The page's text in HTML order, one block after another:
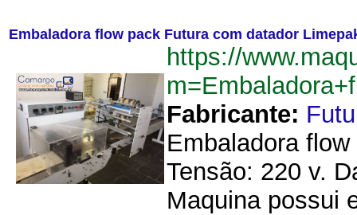
Embaladora flow pack Futura com datador
https://
Fabricante:
Embaladora
Tensão: 220 v.
Maquina possui